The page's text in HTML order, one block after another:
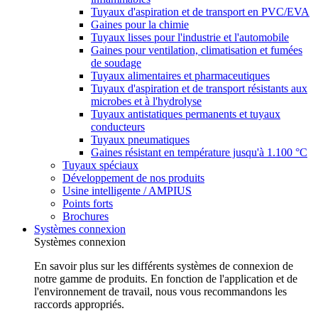
Tuyaux d'aspiration et de transport en PVC/EVA
Gaines pour la chimie
Tuyaux lisses pour l'industrie et l'automobile
Gaines pour ventilation, climatisation et fumées
de soudage
Tuyaux alimentaires et pharmaceutiques
Tuyaux d'aspiration et de transport résistants aux
microbes et à l'hydrolyse
Tuyaux antistatiques permanents et tuyaux
conducteurs
Tuyaux pneumatiques
Gaines résistant en température jusqu'à 1.100 °C
Tuyaux spéciaux
Développement de nos produits
Usine intelligente / AMPIUS
Points forts
Brochures
Systèmes connexion
Systèmes connexion
En savoir plus sur les différents systèmes de connexion de
notre gamme de produits. En fonction de l'application et de
l'environnement de travail, nous vous recommandons les
raccords appropriés.